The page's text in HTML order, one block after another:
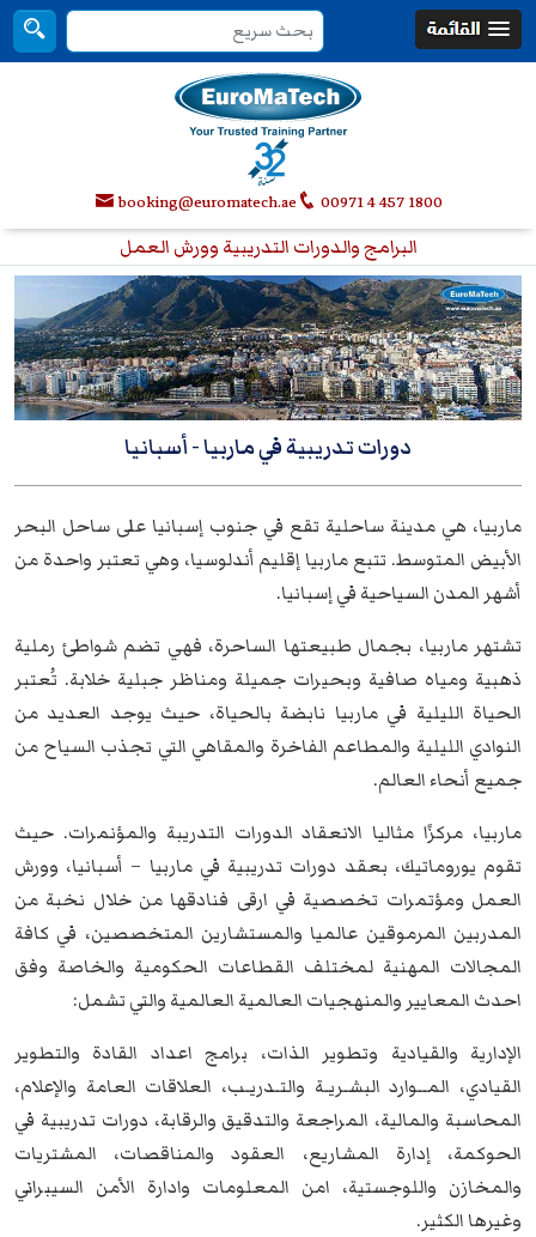
00971 4 457 1800
booking@euromatech.ae
البرامج والدورات التدريبية وورش العمل
دورات تدريبية في ماربيا - أسبانيا
ماربيا، هي مدينة ساحلية تقع في جنوب إسبانيا على ساحل البحر
الأبيض المتوسط. تتبع ماربيا إقليم أندلوسيا، وهي تعتبر واحدة من
أشهر المدن السياحية في إسبانيا.
تشتهر ماربيا، بجمال طبيعتها الساحرة، فهي تضم شواطئ رملية
ذهبية ومياه صافية وبحيرات جميلة ومناظر جبلية خلابة. تُعتبر
الحياة الليلية في ماربيا نابضة بالحياة، حيث يوجد العديد من
النوادي الليلية والمطاعم الفاخرة والمقاهي التي تجذب السياح من
جميع أنحاء العالم.
ماربيا، مركزًا مثاليا الانعقاد الدورات التدريبة والمؤنمرات. حيث
تقوم يوروماتيك، بعقد دورات تدريبية في ماربيا – أسبانيا، وورش
العمل ومؤتمرات تخصصية في ارقى فنادقها من خلال نخبة من
المدربين المرموقين عالميا والمستشارين المتخصصين، في كافة
المجالات المهنية لمختلف القطاعات الحكومية والخاصة وفق
احدث المعايير والمنهجيات العالمية العالمية والتي تشمل:
الإدارية والقيادية وتطوير الذات، برامج اعداد القادة والتطوير
القيادي، المــوارد البشـريـة والتـدريـب، العلاقات العامة والإعلام،
المحاسبة والمالية، المراجعة والتدقيق والرقابة، دورات تدريبية في
الحوكمة، إدارة المشاريع، العقود والمناقصات، المشتريات
والمخازن واللوجستية، امن المعلومات وادارة الأمن السيبراني
وغيرها الكثير.